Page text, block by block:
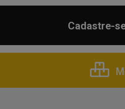
Cadastre-